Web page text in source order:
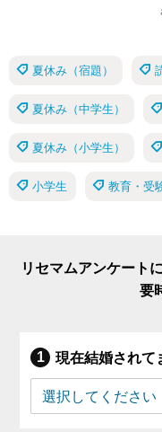
夏休み（宿題）
夏休み（中学生）
夏休み（小学生）
小学生 教育・受
リセマムアンケート
要
現在結婚されて